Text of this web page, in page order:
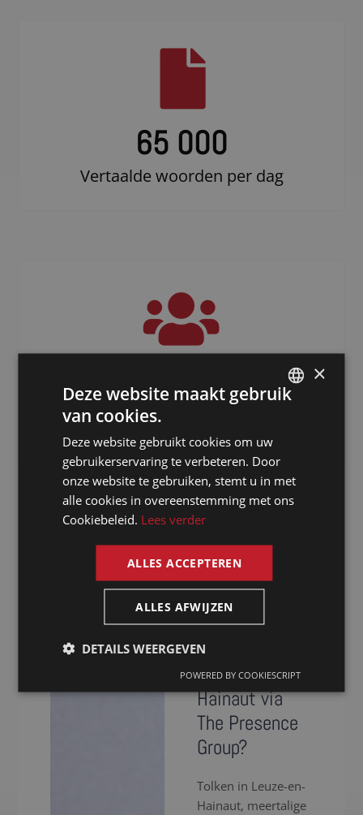
65 000
Vertaalde woorden per dag
3000+
Freelancers verspreid over de hele
wereld
Waarom kiezen
voor een tolk
in Leuze-en-
Hainaut via
The Presence
Group?
Tolken in Leuze-en-
Hainaut, meertalige
FRENCH
×
Deze website maakt gebruik
van cookies.
Deze website gebruikt cookies om uw
gebruikerservaring te verbeteren. Door
onze website te gebruiken, stemt u in met
alle cookies in overeenstemming met ons
Cookiebeleid. Lees verder
ALLES ACCEPTEREN
ALLES AFWIJZEN
DETAILS WEERGEVEN
POWERED BY COOKIESCRIPT